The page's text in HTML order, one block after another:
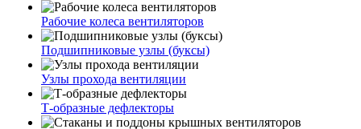
Рабочие колеса вентиляторов
Подшипниковые узлы (буксы)
Узлы прохода вентиляции
Т-образные дефлекторы